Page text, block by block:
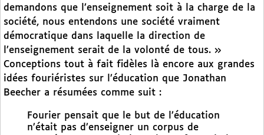
demandons que l’enseignement soit à la charge de la
société, nous entendons une société vraiment
démocratique dans laquelle la direction de
l’enseignement serait de la volonté de tous. »
Conceptions tout à fait fidèles là encore aux grandes
idées fouriéristes sur l’éducation que Jonathan
Beecher a résumées comme suit :
Fourier pensait que le but de l’éducation
n’était pas d’enseigner un corpus de